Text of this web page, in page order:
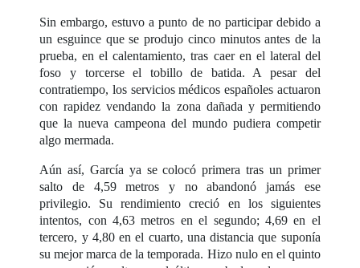
Sin embargo, estuvo a punto de no participar debido a
un esguince que se produjo cinco minutos antes de la
prueba, en el calentamiento, tras caer en el lateral del
foso y torcerse el tobillo de batida. A pesar del
contratiempo, los servicios médicos españoles actuaron
con rapidez vendando la zona dañada y permitiendo
que la nueva campeona del mundo pudiera competir
algo mermada.
Aún así, García ya se colocó primera tras un primer
salto de 4,59 metros y no abandonó jamás ese
privilegio. Su rendimiento creció en los siguientes
intentos, con 4,63 metros en el segundo; 4,69 en el
tercero, y 4,80 en el cuarto, una distancia que suponía
su mejor marca de la temporada. Hizo nulo en el quinto